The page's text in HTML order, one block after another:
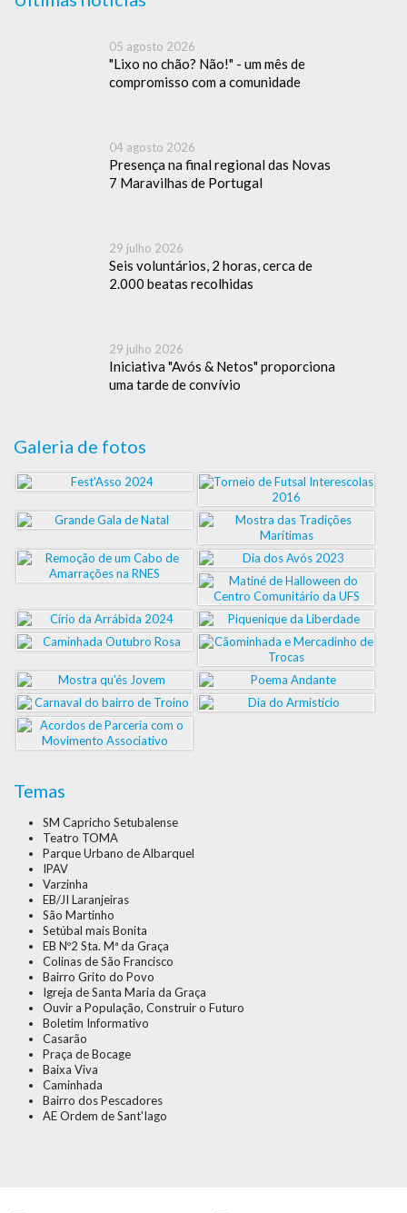
05 agosto 2026
"Lixo no chão? Não!" - um mês de
compromisso com a comunidade
04 agosto 2026
Presença na final regional das Novas
7 Maravilhas de Portugal
29 julho 2026
Seis voluntários, 2 horas, cerca de
2.000 beatas recolhidas
29 julho 2026
Iniciativa "Avós & Netos" proporciona
uma tarde de convívio
Galeria de fotos
Temas
SM Capricho Setubalense
Teatro TOMA
Parque Urbano de Albarquel
IPAV
Varzinha
EB/JI Laranjeiras
São Martinho
Setúbal mais Bonita
EB Nº2 Sta. Mª da Graça
Colinas de São Francisco
Bairro Grito do Povo
Igreja de Santa Maria da Graça
Ouvir a População, Construir o Futuro
Boletim Informativo
Casarão
Praça de Bocage
Baixa Viva
Caminhada
Bairro dos Pescadores
AE Ordem de Sant'Iago